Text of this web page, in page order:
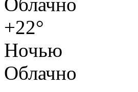
+22°
Ночью
Облачно